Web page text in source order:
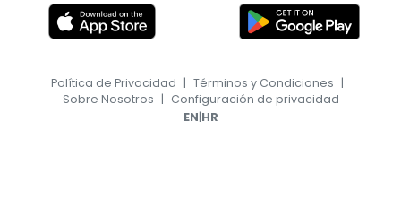
Política de Privacidad | Términos y Condiciones |
Sobre Nosotros | Configuración de privacidad
EN|HR